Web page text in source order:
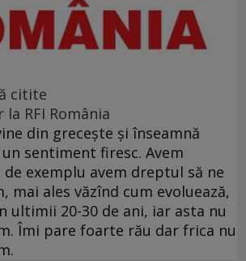
citite
la RFI România
din grecește și înseamnă
sentiment firesc. Avem
exemplu avem dreptul să ne
mai ales văzînd cum evoluează,
ultimii 20-30 de ani, iar asta nu
Îmi pare foarte rău dar frica nu